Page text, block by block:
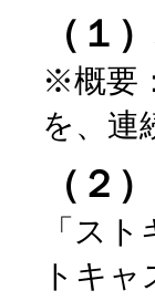
（１
※概要
を、連
（２
「ス
トキ